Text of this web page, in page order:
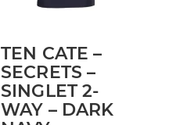
TEN CATE –
SECRETS –
SINGLET 2-
WAY – DARK
kan
gekozen
worden
op